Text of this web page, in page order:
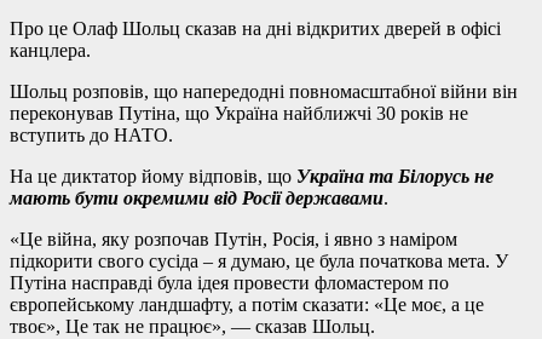
Про це Олаф Шольц сказав на дні відкритих дверей в офісі
канцлера.
Шольц розповів, що напередодні повномасштабної війни він
переконував Путіна, що Україна найближчі 30 років не
вступить до НАТО.
На це диктатор йому відповів, що Україна та Білорусь не
мають бути окремими від Росії державами.
«Це війна, яку розпочав Путін, Росія, і явно з наміром
підкорити свого сусіда – я думаю, це була початкова мета. У
Путіна насправді була ідея провести фломастером по
європейському ландшафту, а потім сказати: «Це моє, а це
твоє», Це так не працює», — сказав Шольц.